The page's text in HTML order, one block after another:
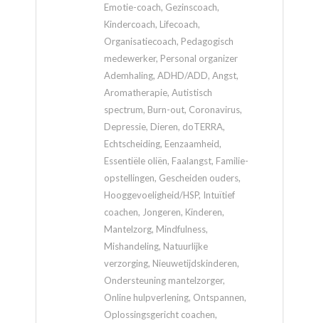
Emotie-coach, Gezinscoach,
Kindercoach, Lifecoach,
Organisatiecoach, Pedagogisch
medewerker, Personal organizer
Ademhaling, ADHD/ADD, Angst,
Aromatherapie, Autistisch
spectrum, Burn-out, Coronavirus,
Depressie, Dieren, doTERRA,
Echtscheiding, Eenzaamheid,
Essentiële oliën, Faalangst, Familie-
opstellingen, Gescheiden ouders,
Hooggevoeligheid/HSP, Intuïtief
coachen, Jongeren, Kinderen,
Mantelzorg, Mindfulness,
Mishandeling, Natuurlijke
verzorging, Nieuwetijdskinderen,
Ondersteuning mantelzorger,
Online hulpverlening, Ontspannen,
Oplossingsgericht coachen,